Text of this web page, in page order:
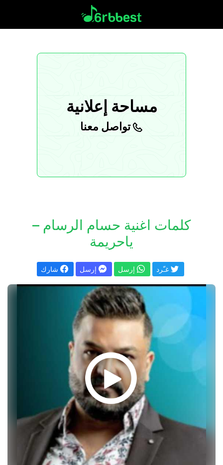
مساحة إعلانية
تواصل معنا
كلمات اغنية حسام الرسام –
ياحريمة